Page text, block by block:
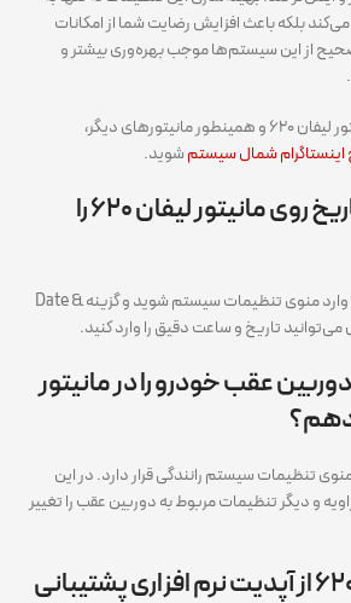
بلکه باعث افزایش رضایت شما از امکانات
از این سیستم‌ها موجب بهره‌وری بیشتر و
برای اطلاع از تنظیمات مانیتور لیفان ۶۲۰ و همینطور مانیتورهای دیگر،
اینستاگرام شمال سیستمشوید.
چگونه ساعت و تاریخ روی مانیتور لیفان ۶۲۰ را
برای تنظیم تاریخ و ساعت، وارد منوی تنظیمات سیستم شوید و گزینه Date &
عقب خودرو را در مانیتور
تنظیمات سیستم رانندگی قرار دارد. در این
و دیگر تنظیمات مربوط به دوربین عقب را تغییر
آیا مانیتور لیفان ۶۲۰ از آپدیت نرم‌ افزاری پشتیبانی